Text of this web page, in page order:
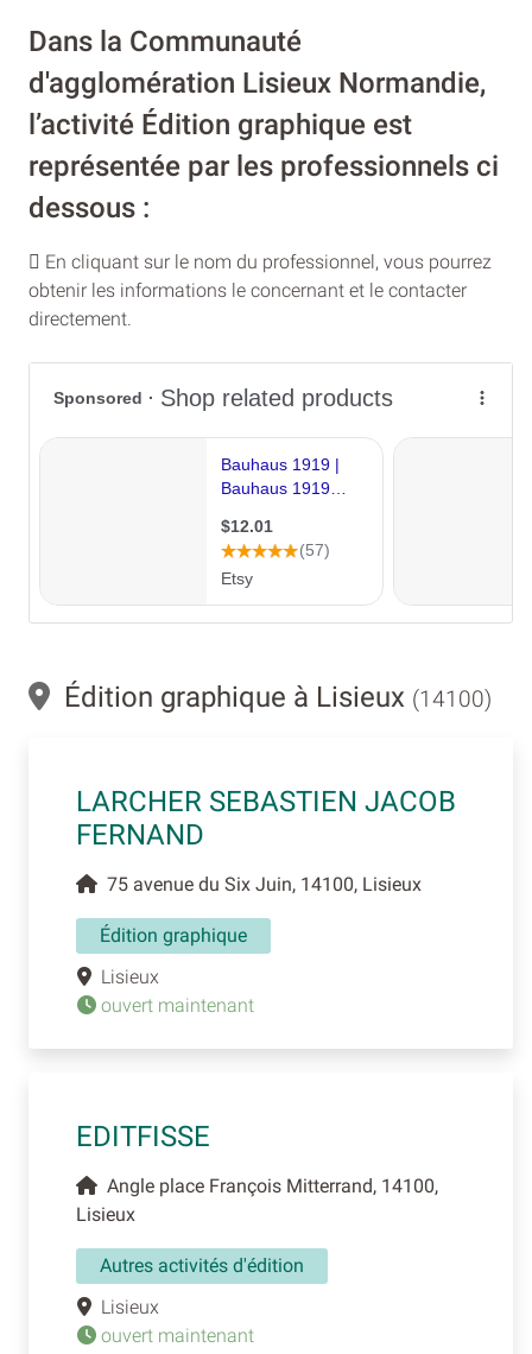
Dans la Communauté
d'agglomération Lisieux Normandie,
l’activité Édition graphique est
représentée par les professionnels ci
dessous :
En cliquant sur le nom du professionnel, vous pourrez
obtenir les informations le concernant et le contacter
directement.
Édition graphique à Lisieux (14100)
LARCHER SEBASTIEN JACOB
FERNAND
75 avenue du Six Juin, 14100, Lisieux
Édition graphique
Lisieux
ouvert maintenant
EDITFISSE
Angle place François Mitterrand, 14100,
Lisieux
Autres activités d'édition
Lisieux
ouvert maintenant